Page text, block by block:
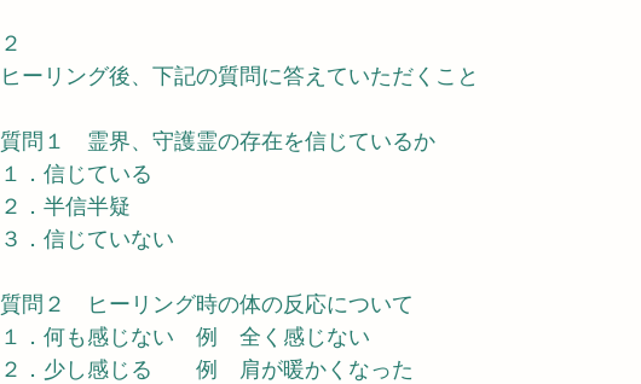
２
ヒーリング後、下記の質問に答えていただくこと
質問１　霊界、守護霊の存在を信じているか
１．信じている
２．半信半疑
３．信じていない
質問２　ヒーリング時の体の反応について
１．何も感じない　例　全く感じない
２．少し感じる　　例　肩が暖かくなった